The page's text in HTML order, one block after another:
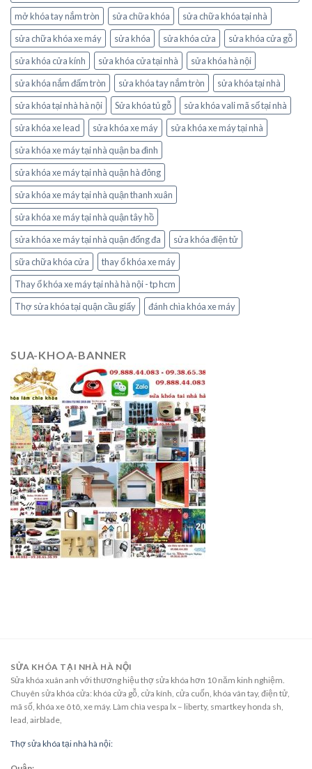
mở khóa tay nắm tròn
sửa chữa khóa
sửa chữa khóa tại nhà
sửa chữa khóa xe máy
sửa khóa sửa khóa cửa
sửa khóa cửa gỗ
sửa khóa cửa kính
sửa khóa cửa tại nhà
sửa khóa hà nội
sửa khóa nắm đấm tròn
sửa khóa tay nắm tròn
sửa khóa tại nhà
sửa khóa tại nhà hà nội
Sửa khóa tủ gỗ
sửa khóa vali mã số tại nhà
sửa khóa xe lead
sửa khóa xe máy
sửa khóa xe máy tại nhà
sửa khóa xe máy tại nhà quận ba đình
sửa khóa xe máy tại nhà quận hà đông
sửa khóa xe máy tại nhà quận thanh xuân
sửa khóa xe máy tại nhà quận tây hồ
sửa khóa xe máy tại nhà quận đống đa
sửa khóa điện tử
sữa chữa khóa cửa
thay ổ khóa xe máy
Thay ổ khóa xe máy tại nhà hà nội - tp hcm
Thợ sửa khóa tại quận cầu giấy
đánh chìa khóa xe máy
SUA-KHOA-BANNER
SỬA KHÓA TẠI NHÀ HÀ NỘI
Sửa khóa xuân anh với thương hiệu thợ sửa khóa hơn 10 năm kinh nghiệm.
Chuyên sửa khóa cửa: khóa cửa gỗ, cửa kính, cửa cuốn, khóa vân tay, điện tử,
mã số, khóa xe ô tô, xe máy. Làm chìa vespa lx – liberty, smartkey honda sh,
lead, airblade,
Thợ sửa khóa tại nhà hà nội: